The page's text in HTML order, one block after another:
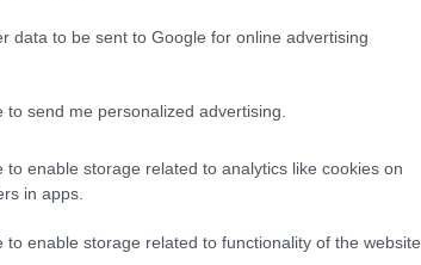
data to be sent to Google for online advertising
to send me personalized advertising.
to enable storage related to analytics like cookies on
in apps.
to enable storage related to functionality of the website
– a kapitány szerint
Lukácsot senki nem
100-ból csak egyszer